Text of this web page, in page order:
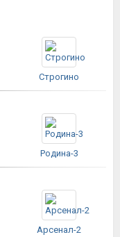
Строгино
Родина-3
Арсенал-2